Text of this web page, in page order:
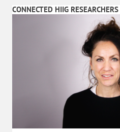
CONNECTED HIIG RESEARCHERS